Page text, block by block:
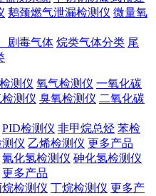
鹅颈燃气泄漏检测仪 微量氧
剧毒气体 烷类气体分类 尾
测仪 氧气检测仪 一氧化碳
测仪 臭氧检测仪 二氧化碳
PID检测仪 非甲烷总烃 苯检
仪 乙烯检测仪 更多产品
氰化氢检测仪 砷化氢检测仪
更多产品
烷检测仪 丁烷检测仪 更多产